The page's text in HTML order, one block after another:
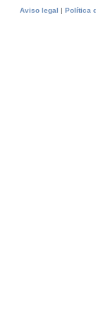
Aviso legal | Política